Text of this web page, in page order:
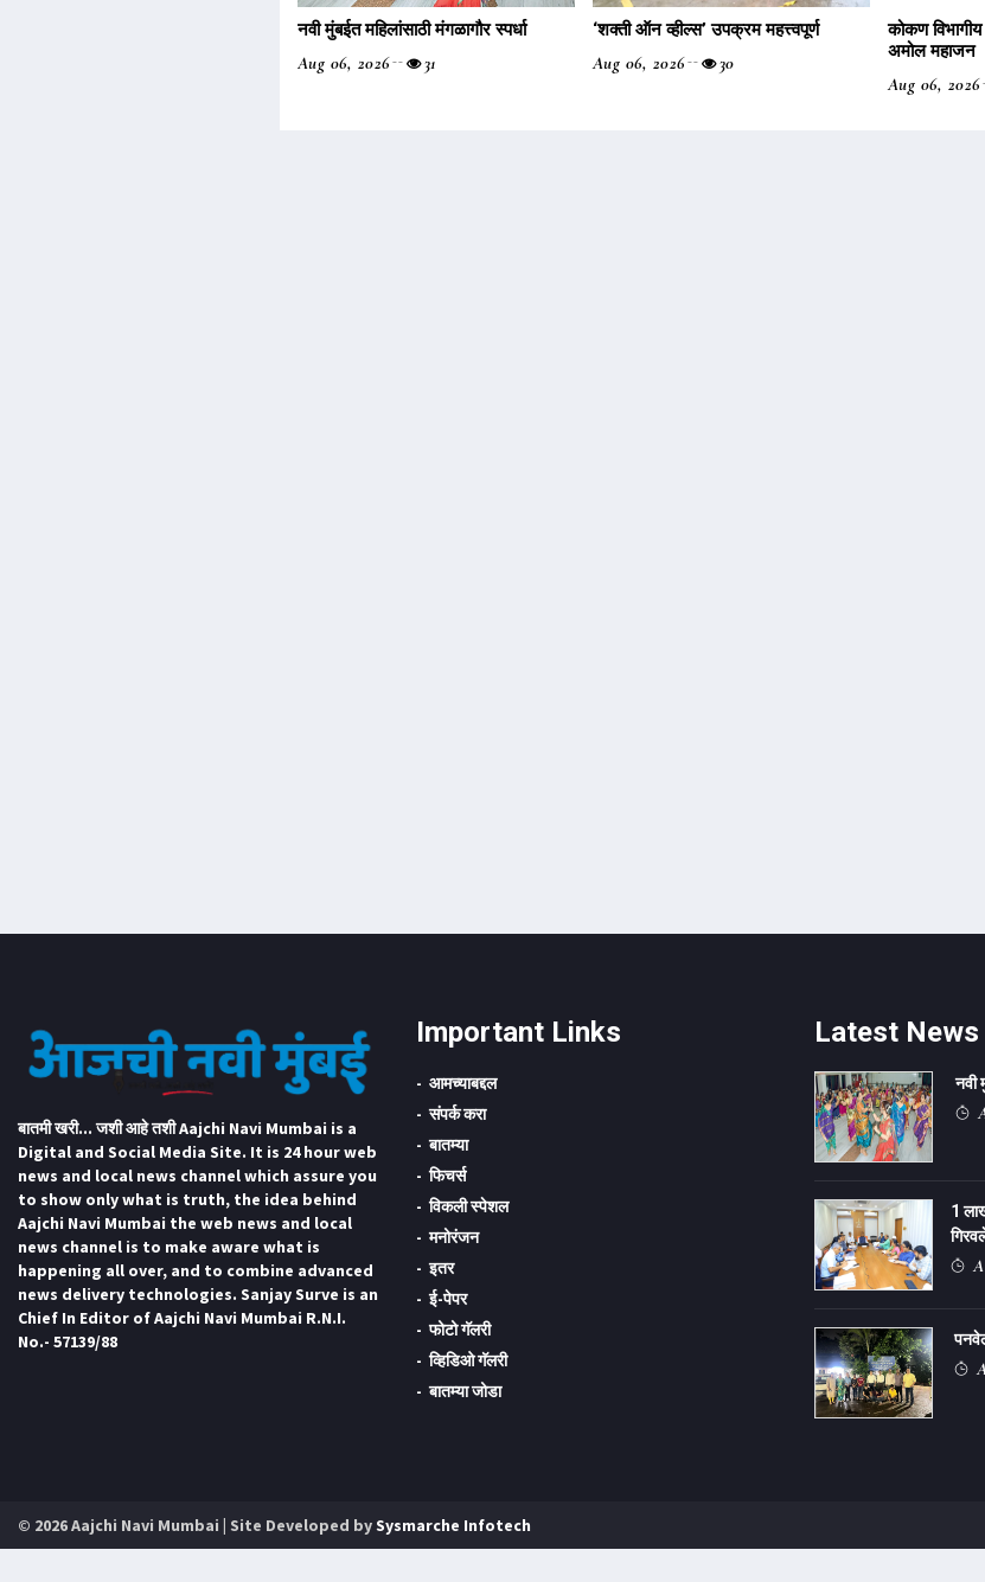
नवी मुंबईत महिलांसाठी मंगळागौर स्पर्धा
Aug 06, 2026
31
‌‘शक्ती ऑन व्हील्स‌’ उपक्रम महत्त्वपूर्ण
Aug 06, 2026
30
कोकण
अमोल महाजन
Aug 06, 2026
बातमी खरी... जशी आहे तशी Aajchi Navi Mumbai is a
Digital and Social Media Site. It is 24 hour web
news and local news channel which assure you
to show only what is truth, the idea behind
Aajchi Navi Mumbai the web news and local
news channel is to make aware what is
happening all over, and to combine advanced
news delivery technologies. Sanjay Surve is an
Chief In Editor of Aajchi Navi Mumbai R.N.I.
No.- 57139/88
Important Links
आमच्याबद्दल
संपर्क करा
बातम्या
फिचर्स
विकली स्पेशल
मनोरंजन
इतर
ई-पेपर
फोटो गॅलरी
व्हिडिओ गॅलरी
बातम्या जोडा
Latest News
नवी
1
© 2026 Aajchi Navi Mumbai | Site Developed bySysmarche Infotech